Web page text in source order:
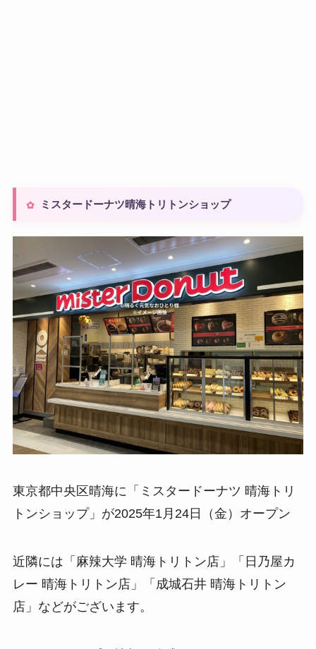
ミスタードーナツ晴海トリトンショップ
東京都中央区晴海に「ミスタードーナツ 晴海トリ
トンショップ」が2025年1月24日（金）オープン
近隣には「麻辣大学 晴海トリトン店」「日乃屋カ
レー 晴海トリトン店」「成城石井 晴海トリトン
店」などがございます。